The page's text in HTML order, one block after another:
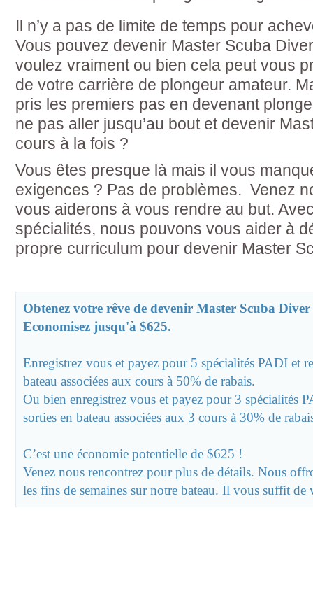
Il n’y a pas de limite de temps pour
Vous pouvez devenir Master Scuba
voulez vraiment ou bien cela peut vous
de votre carrière de plongeur amateur.
pris les premiers pas en devenant
ne pas aller jusqu’au bout et devenir
cours à la fois ?
Vous êtes presque là mais il vous
exigences ? Pas de problèmes. Venez
vous aiderons à vous rendre au but.
spécialités, nous pouvons vous aider à
propre curriculum pour devenir Master
Obtenez votre rêve de devenir Master Scuba
Economisez jusqu'à $625.
Enregistrez vous et payez pour 5 spécialités PADI et
bateau associées aux cours à 50% de rabais.
Ou bien enregistrez vous et payez pour 3 spécialités
sorties en bateau associées aux 3 cours à 30% de
C’est une économie potentielle de $625 !
Venez nous rencontrez pour plus de détails. Nous
les fins de semaines sur notre bateau. Il vous suffit de